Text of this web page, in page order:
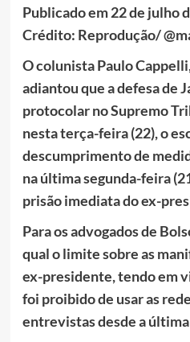
Publicado em22 de julho
Crédito: Reprodução/
O colunista Paulo
adiantou que a defesa de
protocolar no Supremo
nesta terça-feira (22), o
descumprimento de
na última segunda-feira
prisão imediata do ex-
Para os advogados de
qual o limite sobre as
ex-presidente, tendo em
foi proibido de usar as
entrevistas desde a